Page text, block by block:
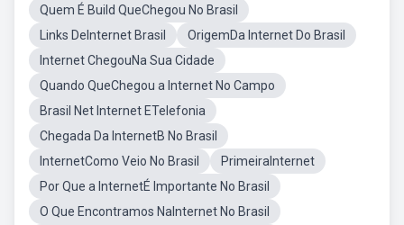
Quem É Build QueChegou No Brasil
Links DeInternet Brasil
OrigemDa Internet Do Brasil
Internet ChegouNa Sua Cidade
Quando QueChegou a Internet No Campo
Brasil Net Internet ETelefonia
Chegada Da InternetB No Brasil
InternetComo Veio No Brasil
PrimeiraInternet
Por Que a InternetÉ Importante No Brasil
O Que Encontramos NaInternet No Brasil